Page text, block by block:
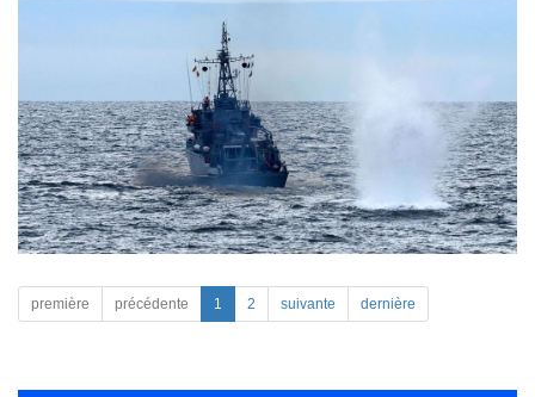
première précédente 1 2 suivante dernière